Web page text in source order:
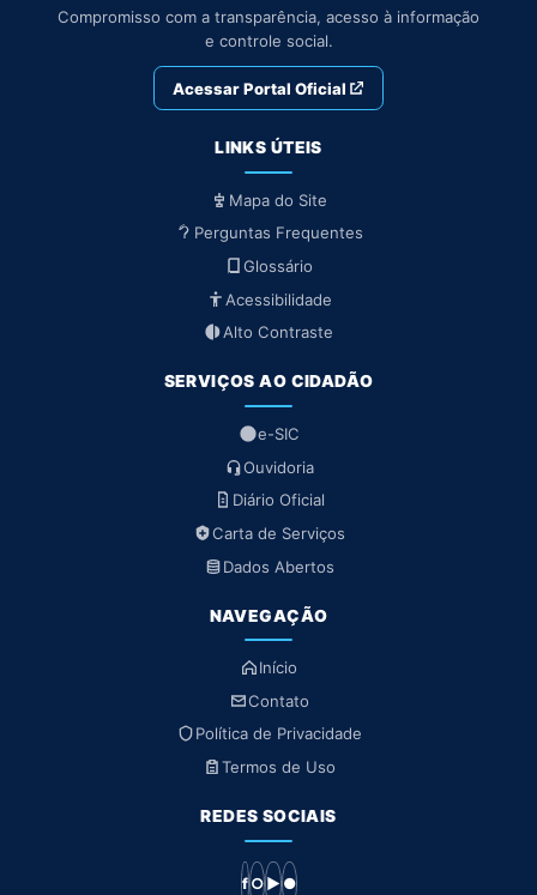
Compromisso com a transparência, acesso à informação
e controle social.
Acessar Portal Oficial
LINKS ÚTEIS
Mapa do Site
Perguntas Frequentes
Glossário
Acessibilidade
Alto Contraste
SERVIÇOS AO CIDADÃO
e-SIC
Ouvidoria
Diário Oficial
Carta de Serviços
Dados Abertos
NAVEGAÇÃO
Início
Contato
Política de Privacidade
Termos de Uso
REDES SOCIAIS
f ○ ▶ ●